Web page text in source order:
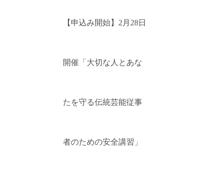
【申込み開始】2月28日
開催「大切な人とあな
たを守る伝統芸能従事
者のための安全講習」